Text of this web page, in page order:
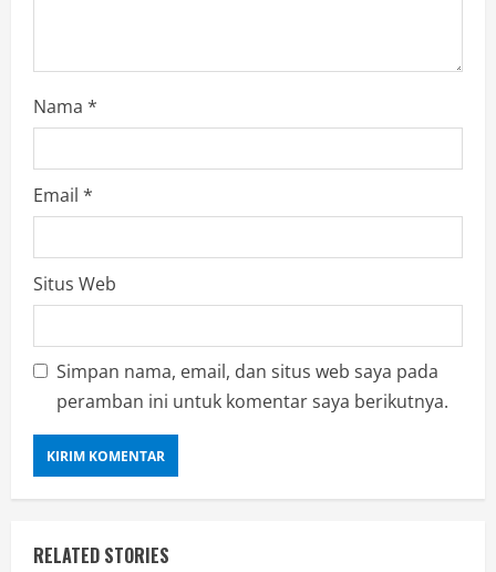
Nama *
Email *
Situs Web
Simpan nama, email, dan situs web saya pada
peramban ini untuk komentar saya berikutnya.
RELATED STORIES